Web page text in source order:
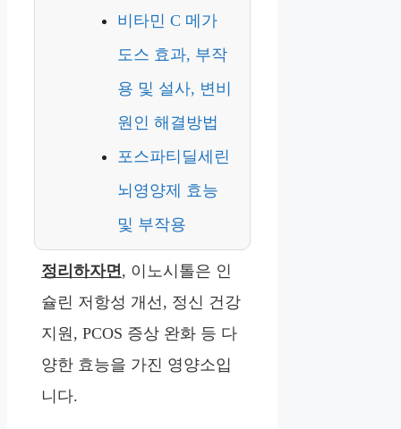
비타민 C 메가
도스 효과, 부작
용 및 설사, 변비
원인 해결방법
포스파티딜세린
뇌영양제 효능
및 부작용
정리하자면 , 이노시톨은 인
슐린 저항성 개선, 정신 건강
지원, PCOS 증상 완화 등 다
양한 효능을 가진 영양소입
니다.